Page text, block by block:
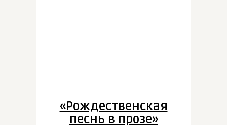
«Рождественская
песнь в прозе»